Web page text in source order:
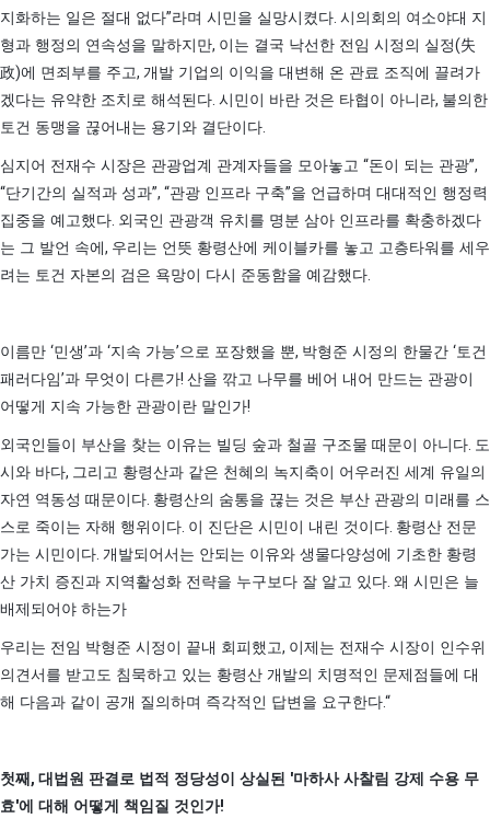
지화하는 일은 절대 없다”라며 시민을 실망시켰다 시의회의 여소야대 지
형과 행정의 연속성을 말하지만, 이는 결국 낙선한 전임 시정의 실정(失
政)에 면죄부를 주고, 개발 기업의 이익을 대변해 온 관료 조직에 끌려가
겠다는 유약한 조치로 해석된다 시민이 바란 것은 타협이 아니라, 불의한
토건 동맹을 끊어내는 용기와 결단이다
심지어 전재수 시장은 관광업계 관계자들을 모아놓고 “돈이 되는 관광”,
“단기간의 실적과 성과”, “관광 인프라 구축”을 언급하며 대대적인 행정력
집중을 예고했다 외국인 관광객 유치를 명분 삼아 인프라를 확충하겠다
는 그 발언 속에 , 우리는 언뜻 황령산에 케이블카를 놓고 고층타워를 세우
려는 토건 자본의 검은 욕망이 다시 준동함을 예감했다
이름만 ‘민생’과 ‘지속 가능’으로 포장했을 뿐, 박형준 시정의 한물간 ‘토건
패러다임’과 무엇이 다른가! 산을 깎고 나무를 베어 내어 만드는 관광이
어떻게 지속 가능한 관광이란 말인가!
외국인들이 부산을 찾는 이유는 빌딩 숲과 철골 구조물 때문이 아니다 도
시와 바다, 그리고 황령산과 같은 천혜의 녹지축이 어우러진 세계 유일의
자연 역동성 때문이다 황령산의 숨통을 끊는 것은 부산 관광의 미래를 스
스로 죽이는 자해 행위이다 이 진단은 시민이 내린 것이다 황령산 전문
가는 시민이다 개발되어서는 안되는 이유와 생물다양성에 기초한 황령
산 가치 증진과 지역활성화 전략을 누구보다 잘 알고 있다 왜 시민은 늘
배제되어야 하는가
우리는 전임 박형준 시정이 끝내 회피했고, 이제는 전재수 시장이 인수위
의견서를 받고도 침묵하고 있는 황령산 개발의 치명적인 문제점들에 대
해 다음과 같이 공개 질의하며 즉각적인 답변을 요구한다.“
첫째 , 대법원 판결로 법적 정당성이 상실된 '마하사 사찰림 강제 수용 무
효'에 대해 어떻게 책임질 것인가!